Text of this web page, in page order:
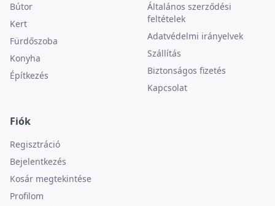
Bútor
Kert
Fürdőszoba
Konyha
Építkezés
Általános szerződési
feltételek
Adatvédelmi irányelvek
Szállítás
Biztonságos fizetés
Kapcsolat
Fiók
Regisztráció
Bejelentkezés
Kosár megtekintése
Profilom